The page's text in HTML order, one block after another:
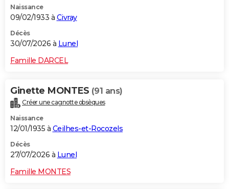
Dictionnaire
Biographies
Citations
Expressions
Proverbes
PROGRAMME TV
COPAINS D'AVANT
S'inscrire
Se connecter
Lycées
Collèges
Primaires
Universités
Entreprises
Service militaire
Avis de recherche
AVIS DE DÉCÈS
Bricolage
Lifestyle
Culture
Sport
Auto
Television
Voyage
Cinema
Naissance
09/02/1933 à Civray
Décès
30/07/2026 à Lunel
Famille DARCEL
Ginette MONTES (91 ans)
Créer une cagnotte obsèques
Naissance
12/01/1935 à Ceilhes-et-Rocozels
Décès
27/07/2026 à Lunel
Famille MONTES